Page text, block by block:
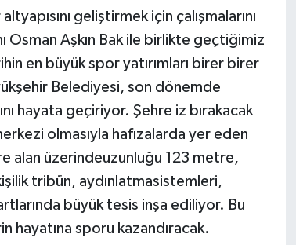
geliştirmek için çalışmalarını
Osman Aşkın Bak ile birlikte geçtiğimiz
en büyük spor yatırımları birer birer
Belediyesi, son dönemde
hayata geçiriyor. Şehre iz bırakacak
olmasıyla hafızalarda yer eden
alan üzerindeuzunluğu 123 metre,
tribün, aydınlatmasistemleri,
büyük tesis inşa ediliyor. Bu
hayatına sporu kazandıracak.